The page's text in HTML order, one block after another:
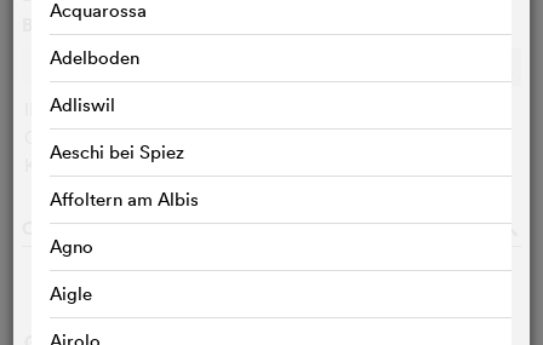
Acquarossa
Adelboden
Adliswil
Aeschi bei Spiez
Affoltern am Albis
Agno
Aigle
Bewertungen
ccccc
IMDB-User:
Cinefile-User:
KritikerInnen:
CAST & CREW o